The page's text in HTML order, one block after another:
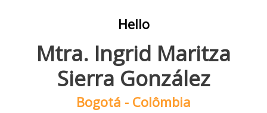
Hello
Mtra. Ingrid Maritza
Sierra González
Bogotá - Colômbia